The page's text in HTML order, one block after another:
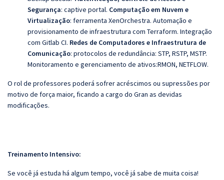
Segurança: captive portal. Computação em Nuvem e
Virtualização: ferramenta XenOrchestra. Automação e
provisionamento de infraestrutura com Terraform. Integração
com Gitlab CI. Redes de Computadores e Infraestrutura de
Comunicação: protocolos de redundância: STP, RSTP, MSTP.
Monitoramento e gerenciamento de ativos:RMON, NETFLOW.
O rol de professores poderá sofrer acréscimos ou supressões por
motivo de força maior, ficando a cargo do Gran as devidas
modificações.
Treinamento Intensivo:
Se você já estuda há algum tempo, você já sabe de muita coisa!